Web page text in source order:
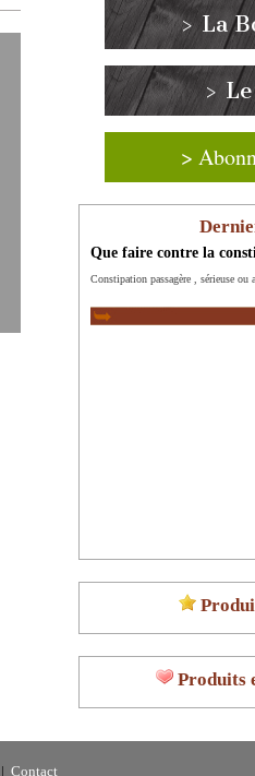
> La
>
>
Que faire contre la
Constipation passagère , sérieuse ou
Produits
Contact